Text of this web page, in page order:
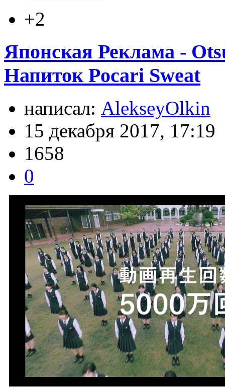
+2
Японская Реклама -
Напиток Pocari Sweat
написал: AlekseyOlkin
15 декабря 2017, 17:19
1658
0